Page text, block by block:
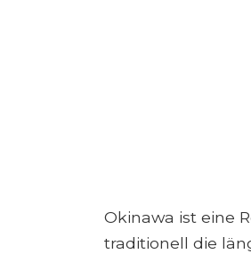
Okinawa ist eine
traditionell die